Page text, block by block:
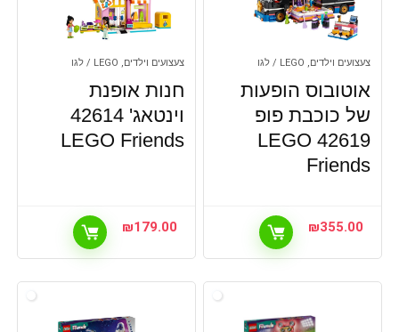
צעצועים וילדים, LEGO / לגו
אוטובוס הופעות
של כוכבת פופ
42619 LEGO
Friends
₪355.00
צעצועים וילדים, LEGO / לגו
חנות אופנת
וינטאג' 42614
LEGO Friends
₪179.00